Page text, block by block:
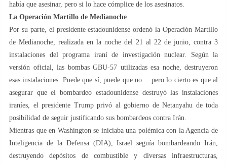
había que asesinar, pero si lo hace cómplice de los asesinatos.
La Operación Martillo de Medianoche
Por su parte, el presidente estadounidense ordenó la Operación Martillo
de Medianoche, realizada en la noche del 21 al 22 de junio, contra 3
instalaciones del programa iraní de investigación nuclear. Según la
versión oficial, las bombas GBU-57 utilizadas esa noche, destruyeron
esas instalaciones. Puede que sí, puede que no… pero lo cierto es que al
asegurar que el bombardeo estadounidense destruyó las instalaciones
iraníes, el presidente Trump privó al gobierno de Netanyahu de toda
posibilidad de seguir justificando sus bombardeos contra Irán.
Mientras que en Washington se iniciaba una polémica con la Agencia de
Inteligencia de la Defensa (DIA), Israel seguía bombardeando Irán,
destruyendo depósitos de combustible y diversas infraestructuras,